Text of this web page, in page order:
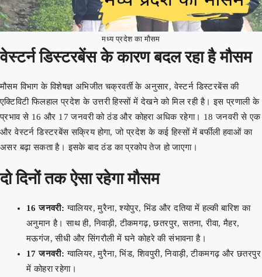
मध्य प्रदेश का मौसम
वेस्टर्न डिस्टरबेंस के कारण बदल रहा है मौसम
मौसम विभाग के विशेषज्ञ अभिजीत चक्रवर्ती के अनुसार, वेस्टर्न डिस्टरबेंस की
एक्टिविटी फिलहाल प्रदेश के उत्तरी हिस्सों में देखने को मिल रही है। इस प्रणाली के
प्रभाव से 16 और 17 जनवरी को ठंड और कोहरा अधिक रहेगा। 18 जनवरी से एक
और वेस्टर्न डिस्टरबेंस सक्रिय होगा, जो प्रदेश के कई हिस्सों में बर्फीली हवाओं का
असर बढ़ा सकता है। इसके बाद ठंड का प्रकोप तेज हो जाएगा।
दो दिनों तक ऐसा रहेगा मौसम
16 जनवरी: ग्वालियर, मुरैना, श्योपुर, भिंड और दतिया में हल्की बारिश का
अनुमान है। साथ ही, निवाड़ी, टीकमगढ़, छतरपुर, सतना, रीवा, मैहर,
मऊगंज, सीधी और सिंगरौली में घने कोहरे की संभावना है।
17 जनवरी: ग्वालियर, मुरैना, भिंड, शिवपुरी, निवाड़ी, टीकमगढ़ और छतरपुर
में कोहरा रहेगा।